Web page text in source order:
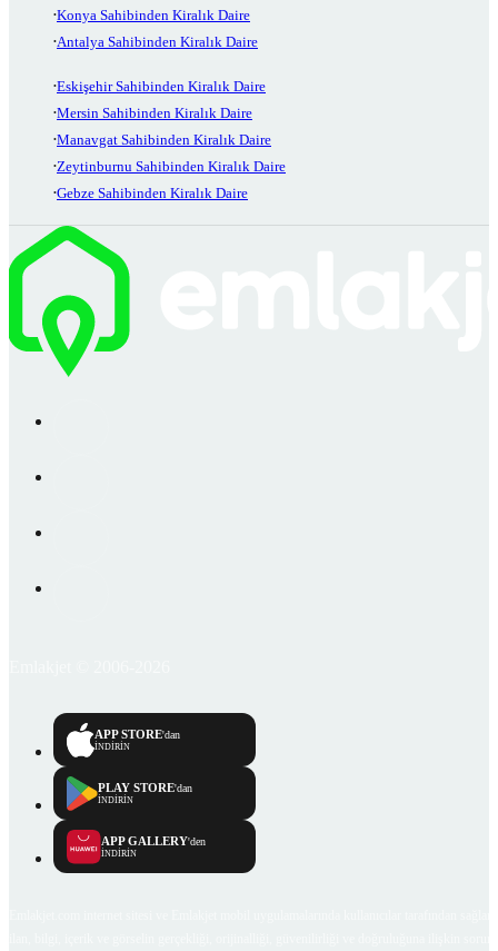
Konya Sahibinden Kiralık Daire
Antalya Sahibinden Kiralık Daire
Eskişehir Sahibinden Kiralık Daire
Mersin Sahibinden Kiralık Daire
Manavgat Sahibinden Kiralık Daire
Zeytinburnu Sahibinden Kiralık Daire
Gebze Sahibinden Kiralık Daire
APP STORE'dan
İNDİRİN
PLAY STORE'dan
İNDİRİN
APP GALLERY'den
İNDİRİN